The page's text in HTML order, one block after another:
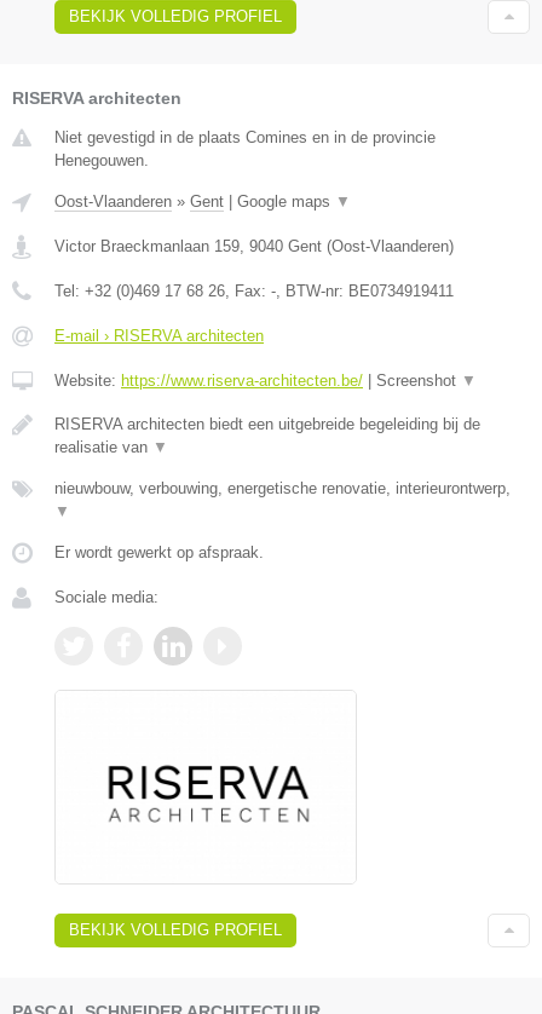
BEKIJK VOLLEDIG PROFIEL
RISERVA architecten
Niet gevestigd in de plaats Comines en in de provincie
Henegouwen.
Oost-Vlaanderen » Gent | Google maps ▼
Victor Braeckmanlaan 159 9040 Gent (Oost-Vlaanderen)
Tel: +32 (0)469 17 68 26 , Fax: - , BTW-nr: BE0734919411
E-mail › RISERVA architecten
Website: https://www.riserva-architecten.be/ | Screenshot ▼
RISERVA architecten biedt een uitgebreide begeleiding bij de
realisatie van ▼
nieuwbouw, verbouwing, energetische renovatie, interieurontwerp,
▼
Er wordt gewerkt op afspraak.
Sociale media:
BEKIJK VOLLEDIG PROFIEL